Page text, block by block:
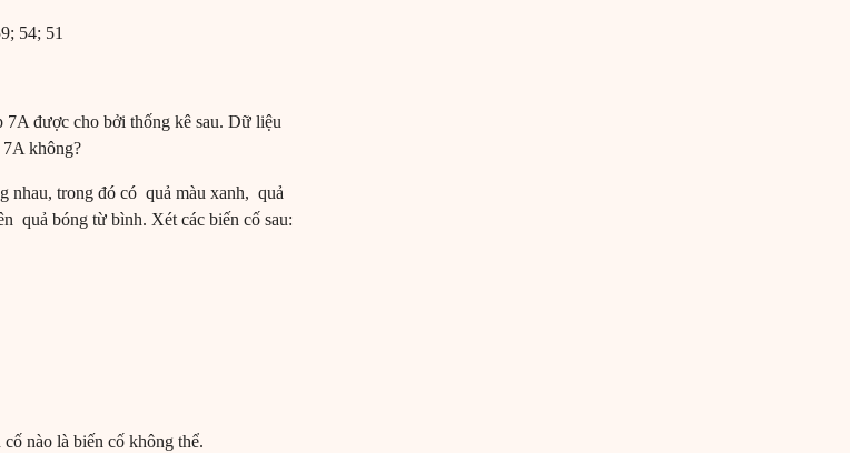
54; 51
được cho bởi thống kê sau. Dữ liệu
7A không?
nhau, trong đó có quả màu xanh, quả
quả bóng từ bình. Xét các biến cố sau:
nào là biến cố không thể.